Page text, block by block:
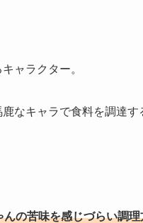
ャラクター。
なキャラで食料を調達
んの苦味を感じづらい調理